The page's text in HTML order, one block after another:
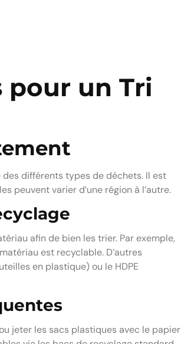
pour un Tri
différents types de déchets. Il est
peuvent varier d’une région à l’autre.
afin de bien les trier. Par exemple,
est recyclable. D’autres
en plastique) ou le HDPE
jeter les sacs plastiques avec le papier